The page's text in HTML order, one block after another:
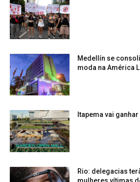
Medellín se
moda na América
Itapema vai
Rio: delegacias